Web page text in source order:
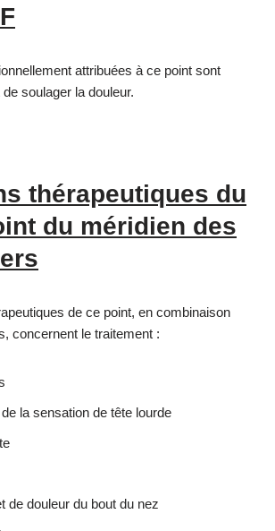
attribuées à ce point sont
soulager la douleur.
thérapeutiques du
du méridien des
de ce point, en combinaison
concernent le traitement :
la sensation de tête lourde
de douleur du bout du nez